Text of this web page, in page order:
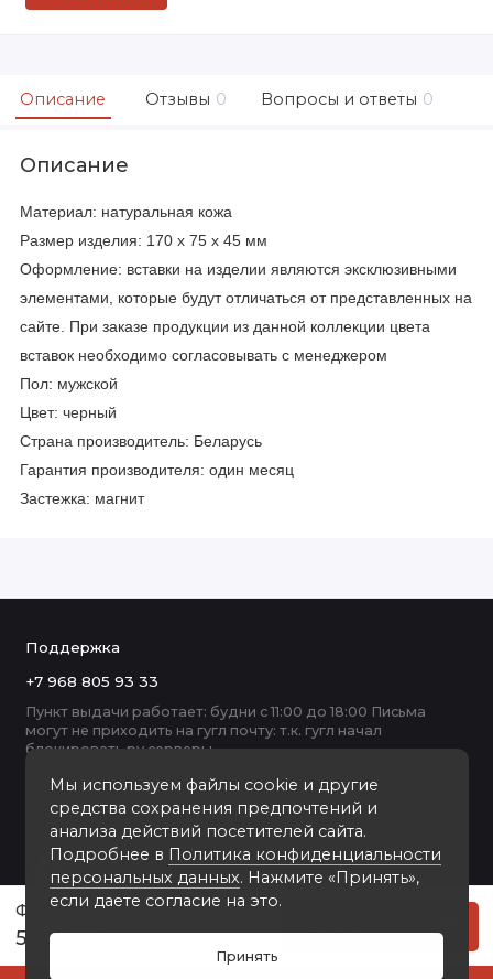
Футляр для очков «Фьорды». Цвет черный
5000 руб
Описание Отзывы 0 Вопросы и ответы 0
Описание
Материал: натуральная кожа
Размер изделия: 170 х 75 х 45 мм
Оформление: вставки на изделии являются эксклюзивными
элементами, которые будут отличаться от представленных на
сайте. При заказе продукции из данной коллекции цвета
вставок необходимо согласовывать с менеджером
Пол: мужской
Цвет: черный
Страна производитель: Беларусь
Гарантия производителя: один месяц
Застежка: магнит
Мы используем файлы cookie и другие
средства сохранения предпочтений и
анализа действий посетителей сайта.
Подробнее в Политика конфиденциальности
персональных данных. Нажмите «Принять»,
если даете согласие на это.
Принять
Поддержка
+7 968 805 93 33
Пункт выдачи работает: будни с 11:00 до 18:00 Письма
могут не приходить на гугл почту: т.к. гугл начал
блокировать ру серверы